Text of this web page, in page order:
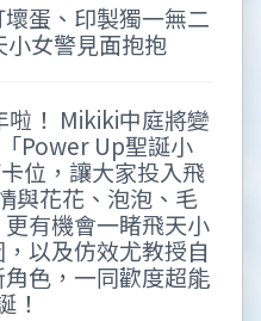
蛋、印製獨一無二
女警見面抱抱
！ Mikiki中庭將變
Power Up聖誕小
位，讓大家投入飛
與花花、泡泡、毛
有機會一睹飛天小
以及仿效尤教授自
色，一同歡度超能
！